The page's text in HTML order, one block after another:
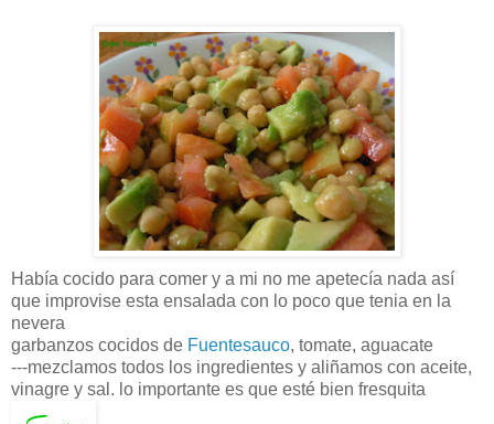
Había cocido para comer y a mi no me apetecía nada así
que improvise esta ensalada con lo poco que tenia en la
nevera
garbanzos cocidos de Fuentesauco, tomate, aguacate
---mezclamos todos los ingredientes y aliñamos con aceite,
vinagre y sal. lo importante es que esté bien fresquita